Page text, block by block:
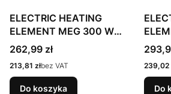
ELECTRIC HEATING
ELEMENT MEG 300 W
WHITE
Cena
262,99 zł
Cena
213,81 złbez VAT
Do koszyka
Cena
Cena
239,02
Do